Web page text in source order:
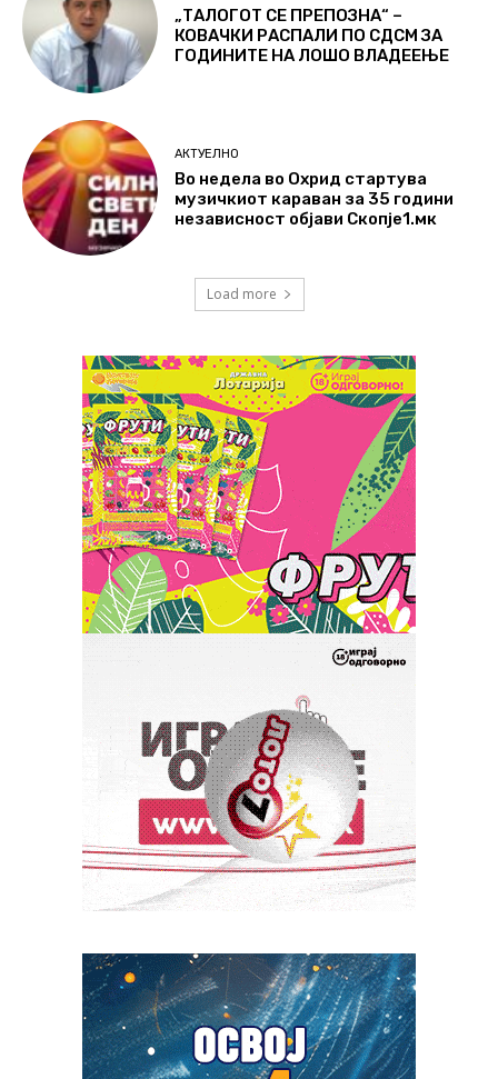
„ТАЛОГОТ СЕ ПРЕПОЗНА“ –
КОВАЧКИ РАСПАЛИ ПО СДСМ ЗА
ГОДИНИТЕ НА ЛОШО ВЛАДЕЕЊЕ
АКТУЕЛНО
Во недела во Охрид стартува
музичкиот караван за 35 години
независност објави Скопје1.мк
Load more